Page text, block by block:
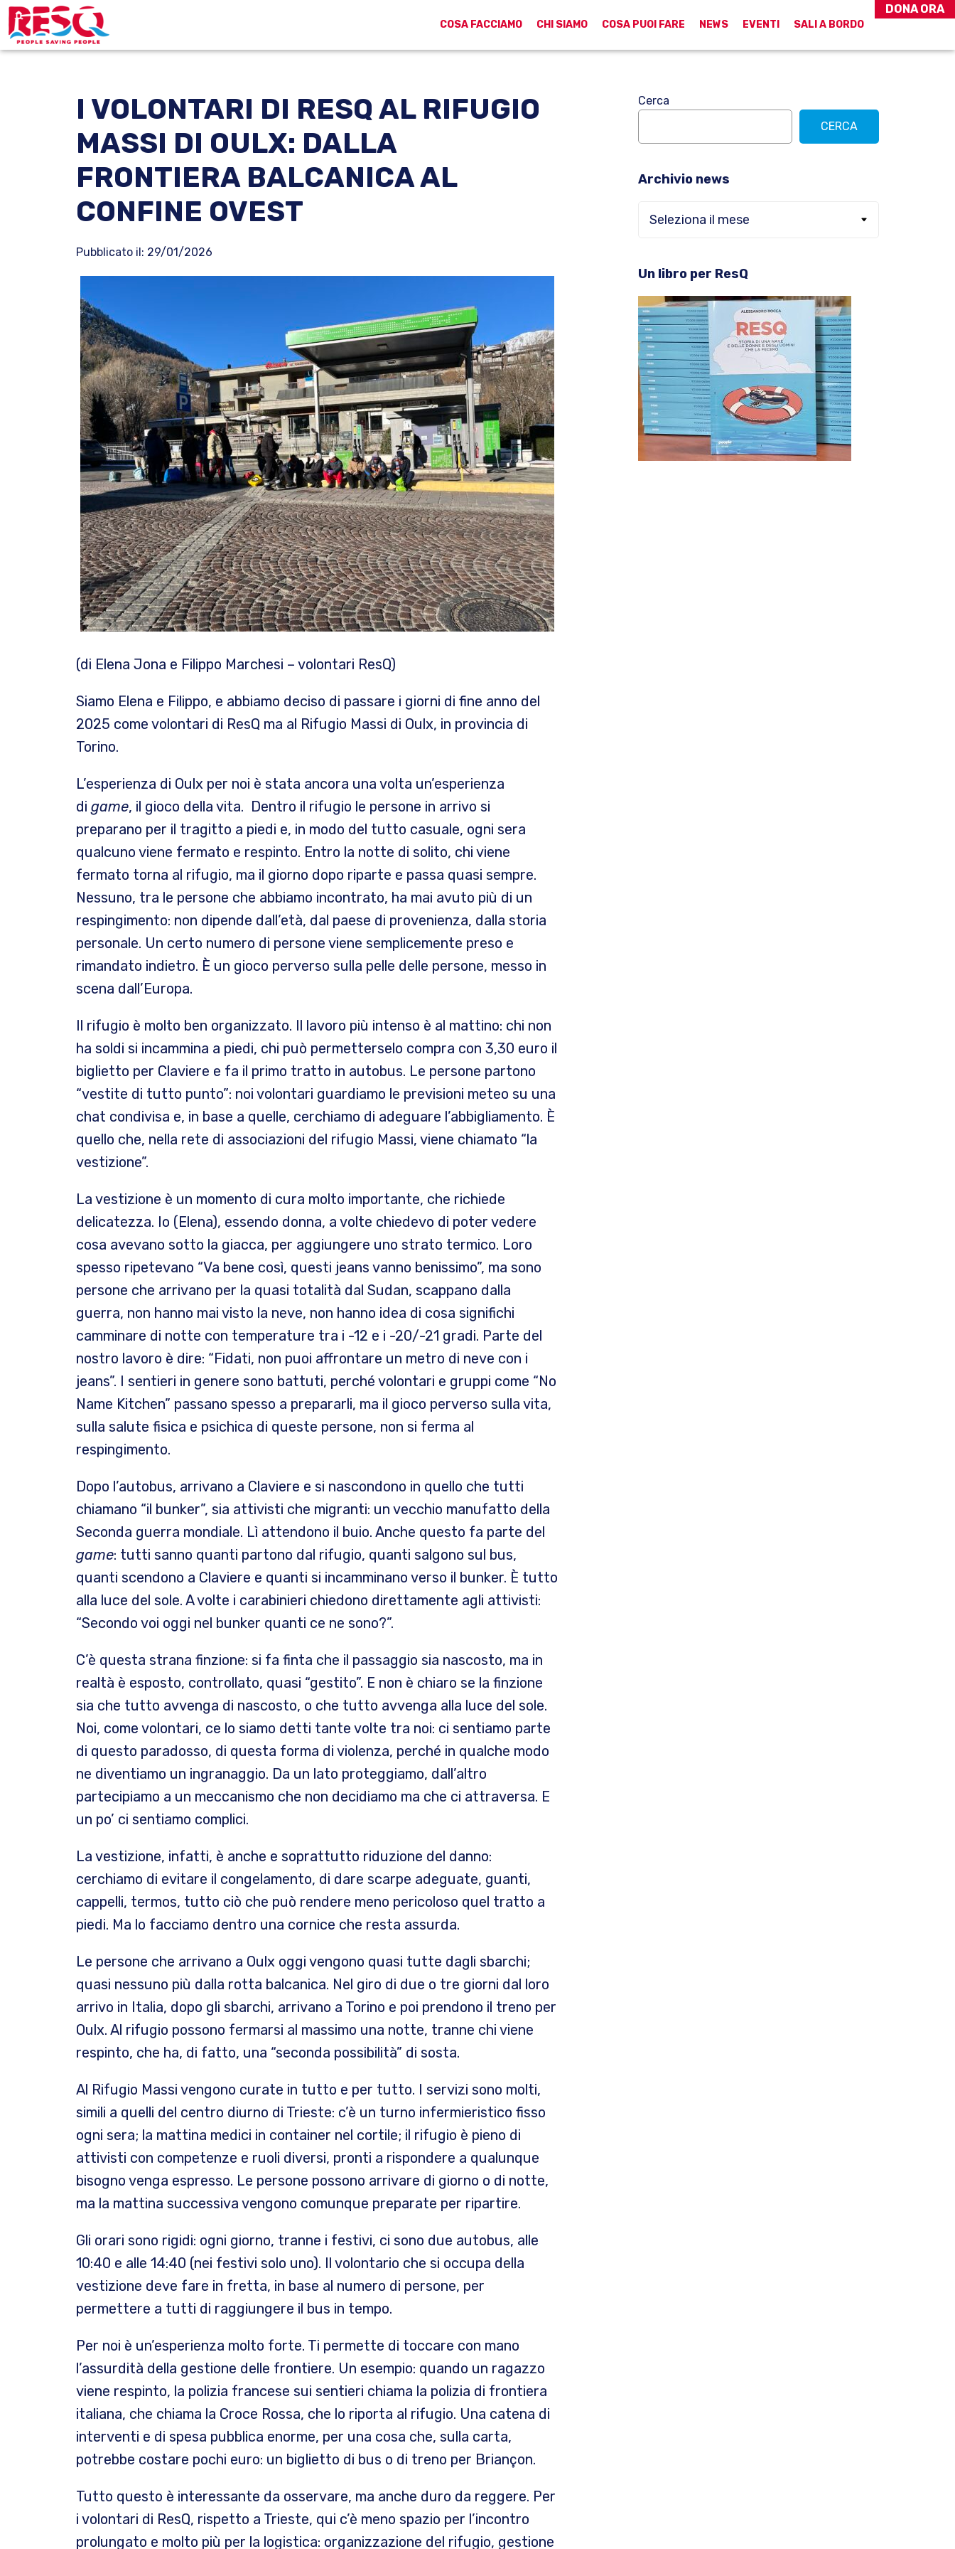
Passa
alla
navigazione
Passa
al
contenuto
Passa
alla
barra
ResQ
COSA FACCIAMO CHI SIAMO COSA PUOI FARE NEWS EVENTI SALI A BORDO
DONA ORA
I VOLONTARI DI RESQ AL RIFUGIO
MASSI DI OULX: DALLA
FRONTIERA BALCANICA AL
CONFINE OVEST
Pubblicato il: 29/01/2026
(di Elena Jona e Filippo Marchesi – volontari ResQ)
Siamo Elena e Filippo, e abbiamo deciso di passare i giorni di fine anno del
2025 come volontari di ResQ ma al Rifugio Massi di Oulx, in provincia di
Torino.
L’esperienza di Oulx per noi è stata ancora una volta un’esperienza
di game, il gioco della vita. Dentro il rifugio le persone in arrivo si
preparano per il tragitto a piedi e, in modo del tutto casuale, ogni sera
qualcuno viene fermato e respinto. Entro la notte di solito, chi viene
fermato torna al rifugio, ma il giorno dopo riparte e passa quasi sempre.
Nessuno, tra le persone che abbiamo incontrato, ha mai avuto più di un
respingimento: non dipende dall’età, dal paese di provenienza, dalla storia
personale. Un certo numero di persone viene semplicemente preso e
rimandato indietro. È un gioco perverso sulla pelle delle persone, messo in
scena dall’Europa.
Il rifugio è molto ben organizzato. Il lavoro più intenso è al mattino: chi non
ha soldi si incammina a piedi, chi può permetterselo compra con 3,30 euro il
biglietto per Claviere e fa il primo tratto in autobus. Le persone partono
“vestite di tutto punto”: noi volontari guardiamo le previsioni meteo su una
chat condivisa e, in base a quelle, cerchiamo di adeguare l’abbigliamento. È
quello che, nella rete di associazioni del rifugio Massi, viene chiamato “la
vestizione”.
La vestizione è un momento di cura molto importante, che richiede
delicatezza. Io (Elena), essendo donna, a volte chiedevo di poter vedere
cosa avevano sotto la giacca, per aggiungere uno strato termico. Loro
spesso ripetevano “Va bene così, questi jeans vanno benissimo”, ma sono
persone che arrivano per la quasi totalità dal Sudan, scappano dalla
guerra, non hanno mai visto la neve, non hanno idea di cosa significhi
camminare di notte con temperature tra i -12 e i -20/-21 gradi. Parte del
nostro lavoro è dire: “Fidati, non puoi affrontare un metro di neve con i
jeans”. I sentieri in genere sono battuti, perché volontari e gruppi come “No
Name Kitchen” passano spesso a prepararli, ma il gioco perverso sulla vita,
sulla salute fisica e psichica di queste persone, non si ferma al
respingimento.
Dopo l’autobus, arrivano a Claviere e si nascondono in quello che tutti
chiamano “il bunker”, sia attivisti che migranti: un vecchio manufatto della
Seconda guerra mondiale. Lì attendono il buio. Anche questo fa parte del
game: tutti sanno quanti partono dal rifugio, quanti salgono sul bus,
quanti scendono a Claviere e quanti si incamminano verso il bunker. È tutto
alla luce del sole. A volte i carabinieri chiedono direttamente agli attivisti:
“Secondo voi oggi nel bunker quanti ce ne sono?”.
C’è questa strana finzione: si fa finta che il passaggio sia nascosto, ma in
realtà è esposto, controllato, quasi “gestito”. E non è chiaro se la finzione
sia che tutto avvenga di nascosto, o che tutto avvenga alla luce del sole.
Noi, come volontari, ce lo siamo detti tante volte tra noi: ci sentiamo parte
di questo paradosso, di questa forma di violenza, perché in qualche modo
ne diventiamo un ingranaggio. Da un lato proteggiamo, dall’altro
partecipiamo a un meccanismo che non decidiamo ma che ci attraversa. E
un po’ ci sentiamo complici.
La vestizione, infatti, è anche e soprattutto riduzione del danno:
cerchiamo di evitare il congelamento, di dare scarpe adeguate, guanti,
cappelli, termos, tutto ciò che può rendere meno pericoloso quel tratto a
piedi. Ma lo facciamo dentro una cornice che resta assurda.
Le persone che arrivano a Oulx oggi vengono quasi tutte dagli sbarchi;
quasi nessuno più dalla rotta balcanica. Nel giro di due o tre giorni dal loro
arrivo in Italia, dopo gli sbarchi, arrivano a Torino e poi prendono il treno per
Oulx. Al rifugio possono fermarsi al massimo una notte, tranne chi viene
respinto, che ha, di fatto, una “seconda possibilità” di sosta.
Al Rifugio Massi vengono curate in tutto e per tutto. I servizi sono molti,
simili a quelli del centro diurno di Trieste: c’è un turno infermieristico fisso
ogni sera; la mattina medici in container nel cortile; il rifugio è pieno di
attivisti con competenze e ruoli diversi, pronti a rispondere a qualunque
bisogno venga espresso. Le persone possono arrivare di giorno o di notte,
ma la mattina successiva vengono comunque preparate per ripartire.
Gli orari sono rigidi: ogni giorno, tranne i festivi, ci sono due autobus, alle
10:40 e alle 14:40 (nei festivi solo uno). Il volontario che si occupa della
vestizione deve fare in fretta, in base al numero di persone, per
permettere a tutti di raggiungere il bus in tempo.
Per noi è un’esperienza molto forte. Ti permette di toccare con mano
l’assurdità della gestione delle frontiere. Un esempio: quando un ragazzo
viene respinto, la polizia francese sui sentieri chiama la polizia di frontiera
italiana, che chiama la Croce Rossa, che lo riporta al rifugio. Una catena di
interventi e di spesa pubblica enorme, per una cosa che, sulla carta,
potrebbe costare pochi euro: un biglietto di bus o di treno per Briançon.
Tutto questo è interessante da osservare, ma anche duro da reggere. Per
i volontari di ResQ, rispetto a Trieste, qui c’è meno spazio per l’incontro
prolungato e molto più per la logistica: organizzazione del rifugio, gestione
Barra
laterale
primaria
Cerca
CERCA
Archivio news
news
Un libro per ResQ